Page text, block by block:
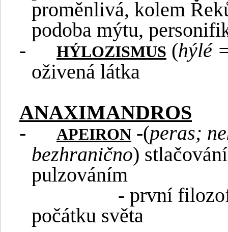
proměnlivá, kolem
podoba mýtu,
-
HÝLOZISMUS (hýlé
oživená látka
ANAXIMANDROS
-
APEIRON -(peras;
bezhranično)
pulzováním
- první
počátku světa